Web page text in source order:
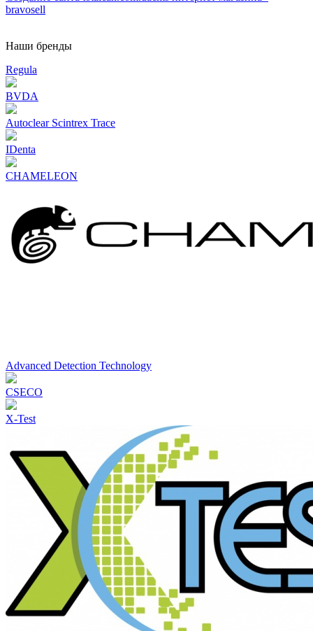
bravosell
Наши бренды
Regula
BVDA
Autoclear Scintrex Trace
IDenta
CHAMELEON
Advanced Detection Technology
CSECO
X-Test